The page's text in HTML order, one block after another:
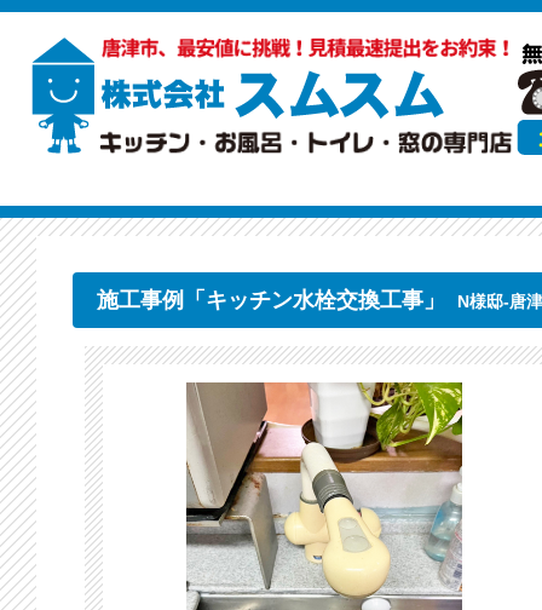
施工事例「キッチン水栓交換工事」 N様邸-唐